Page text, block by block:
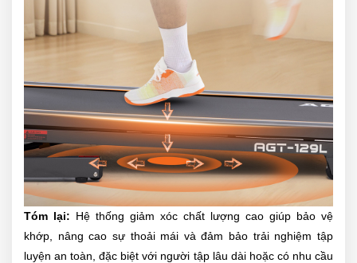
Tóm lại: Hệ thống giảm xóc chất lượng cao giúp bảo vệ
khớp, nâng cao sự thoải mái và đảm bảo trải nghiệm tập
luyện an toàn, đặc biệt với người tập lâu dài hoặc có nhu cầu